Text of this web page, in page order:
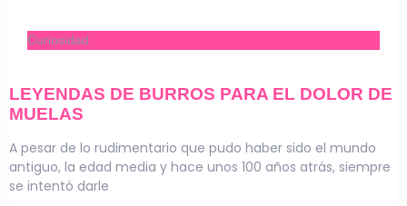
Curiosidad
LEYENDAS DE BURROS PARA EL DOLOR DE
MUELAS
A pesar de lo rudimentario que pudo haber sido el mundo
antiguo, la edad media y hace unos 100 años atrás, siempre
se intentó darle